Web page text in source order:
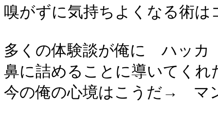
嗅がずに気持ちよくなる術は
多くの体験談が俺に ハッ
鼻に詰めることに導いてく
今の俺の心境はこうだ→ マ